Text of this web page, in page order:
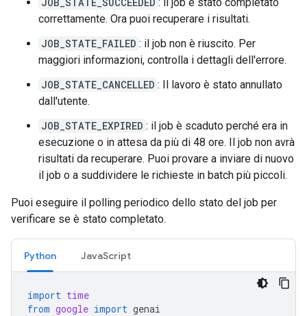
correttamente. Ora puoi recuperare i risultati.
JOB_STATE_FAILED : il job non è riuscito. Per
maggiori informazioni, controlla i dettagli dell'errore.
JOB_STATE_CANCELLED : Il lavoro è stato annullato
dall'utente.
JOB_STATE_EXPIRED : il job è scaduto perché era in
esecuzione o in attesa da più di 48 ore. Il job non avrà
risultati da recuperare. Puoi provare a inviare di nuovo
il job o a suddividere le richieste in batch più piccoli.
Puoi eseguire il polling periodico dello stato del job per
verificare se è stato completato.
Python JavaScript
import time
from google import genai